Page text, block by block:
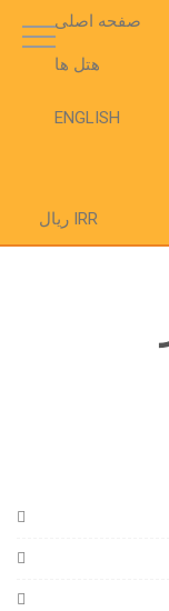
صفحه اصلی
هتل ها
ENGLISH
IRR ریال